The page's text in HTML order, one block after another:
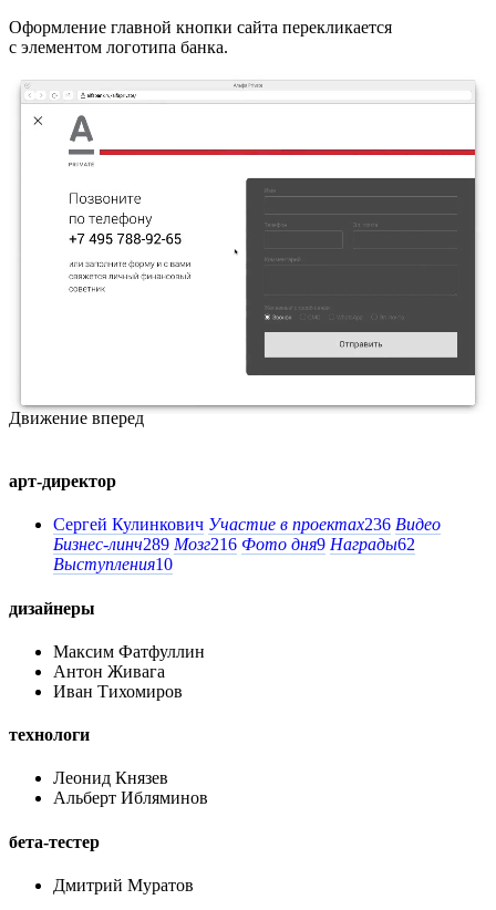
Оформление главной кнопки сайта перекликается
с элементом логотипа банка.
Движение вперед
арт-директор
Сергей Кулинкович Участие в проектах236 Видео
Бизнес-линч289 Мозг216 Фото дня9 Награды62
Выступления10
дизайнеры
Максим Фатфуллин
Антон Живага
Иван Тихомиров
технологи
Леонид Князев
Альберт Ибляминов
бета-тестер
Дмитрий Муратов